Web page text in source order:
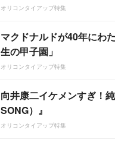
オリコンタイアップ特集
マクドナルドが40年にわ
生の甲子園」
オリコンタイアップ特集
向井康二イケメンすぎ！
SONG）』
オリコンタイアップ特集